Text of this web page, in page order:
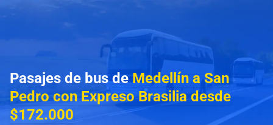
Pasajes de bus deMedellín a San
Pedro con Expreso Brasilia desde
$172.000